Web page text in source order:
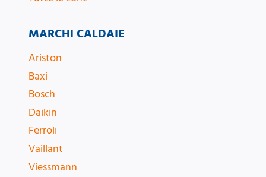
MARCHI CALDAIE
Ariston
Baxi
Bosch
Daikin
Ferroli
Vaillant
Viessmann